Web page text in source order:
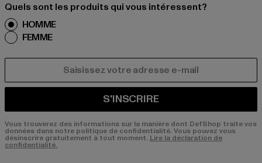
Quels sont les produits qui vous intéressent?
HOMME
FEMME
S'INSCRIRE
Vous trouverez des informations sur la manière dont DefShop traite vos
données dans notre politique de confidentialité. Vous pouvez vous
désinscrire gratuitement à tout moment. Lire la déclaration de
confidentialité.